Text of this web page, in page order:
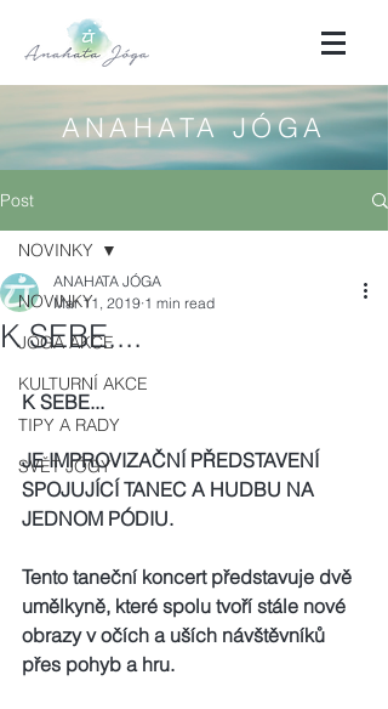
ANAHATA JÓGA
Post
NOVINKY
JÓGA AKCE
KULTURNÍ AKCE
TIPY A RADY
SVĚT JÓGY
NOVINKY
K SEBE....
ANAHATA JÓGA
Mar 11, 2019 1 min read
K SEBE...
JE IMPROVIZAČNÍ PŘEDSTAVENÍ
SPOJUJÍCÍ TANEC A HUDBU NA
JEDNOM PÓDIU.
Tento taneční koncert představuje dvě
umělkyně, které spolu tvoří stále nové
obrazy v očích a uších návštěvníků
přes pohyb a hru.